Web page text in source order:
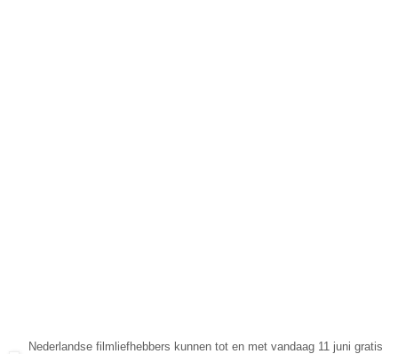
Nederlandse filmliefhebbers kunnen tot en met vandaag 11 juni gratis